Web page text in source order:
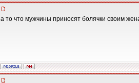
а то что мужчины приносят болячки своим